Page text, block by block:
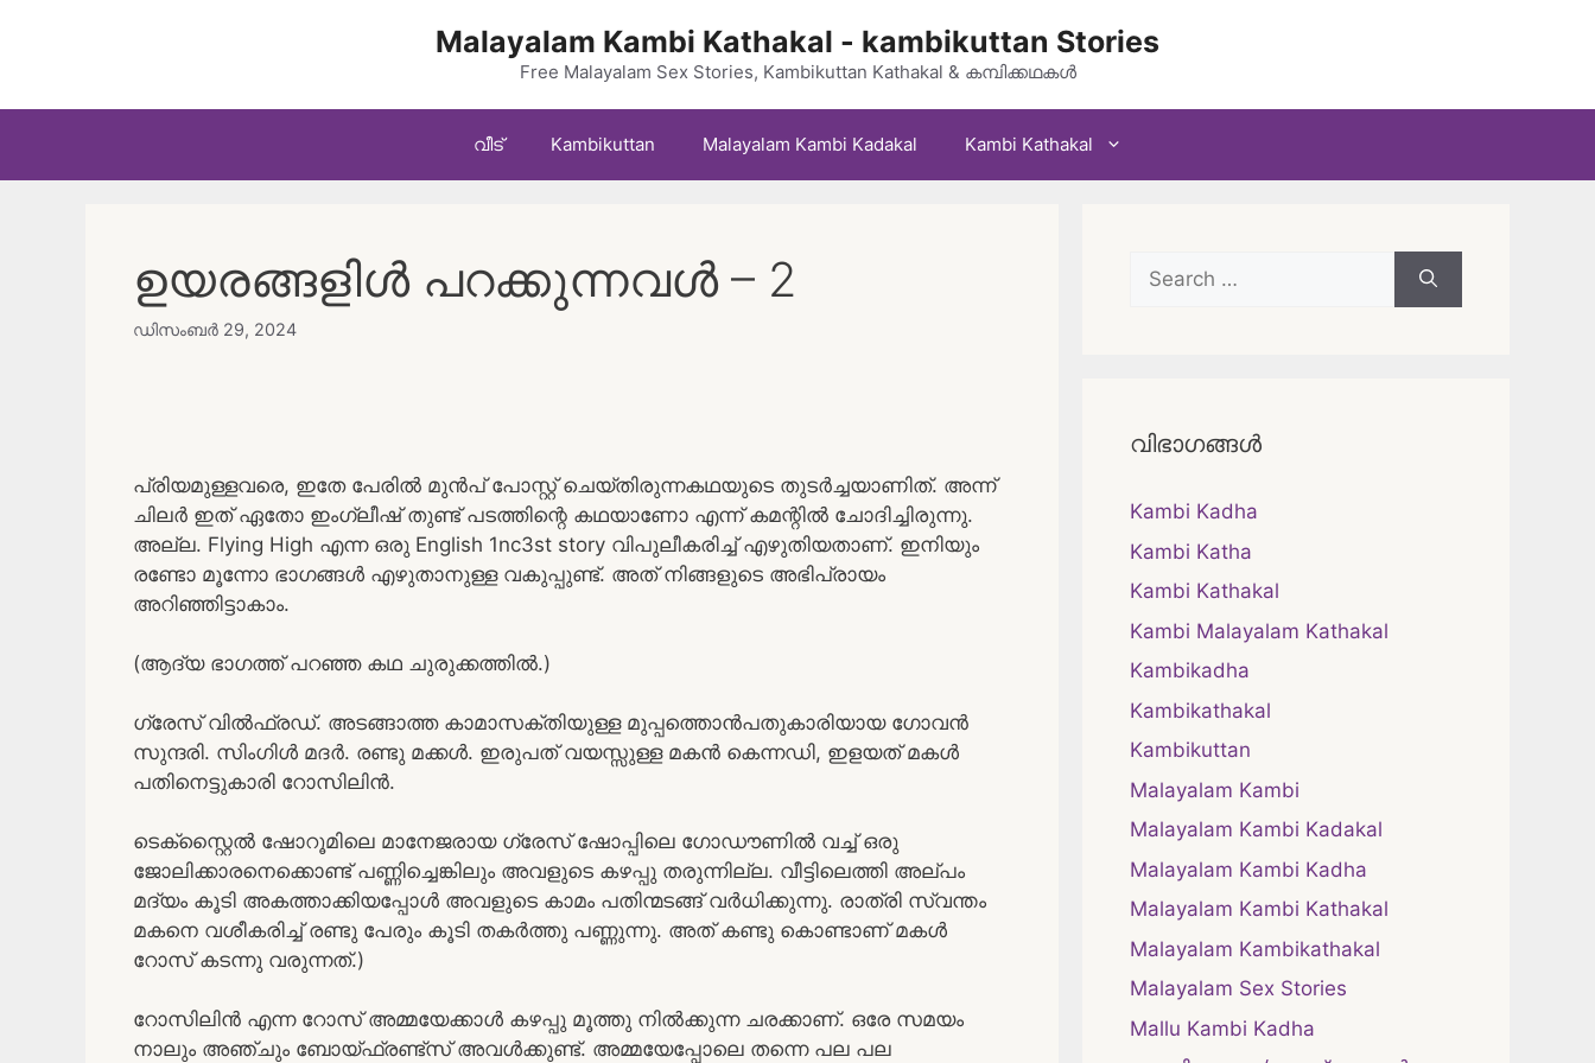
Malayalam Kambi Kathakal - kambikuttan Stories
Free Malayalam Sex Stories, Kambikuttan Kathakal & കമ്പിക്കഥകൾ
വീട് Kambikuttan Malayalam Kambi Kadakal Kambi Kathakal
ഉയരങ്ങളിൾ പറക്കുന്നവൾ – 2
ഡിസംബർ 29, 2024
പ്രിയമുള്ളവരെ, ഇതേ പേരിൽ മുൻപ് പോസ്റ്റ് ചെയ്തിരുന്നകഥയുടെ തുടർച്ചയാണിത്. അന്ന്
ചിലർ ഇത് ഏതോ ഇംഗ്ലീഷ് തുണ്ട് പടത്തിന്റെ കഥയാണോ എന്ന് കമന്റിൽ ചോദിച്ചിരുന്നു.
അല്ല. Flying High എന്ന ഒരു English 1nc3st story വിപുലീകരിച്ച് എഴുതിയതാണ്. ഇനിയും
രണ്ടോ മൂന്നോ ഭാഗങ്ങൾ എഴുതാനുള്ള വകുപ്പുണ്ട്. അത് നിങ്ങളുടെ അഭിപ്രായം
അറിഞ്ഞിട്ടാകാം.
(ആദ്യ ഭാഗത്ത് പറഞ്ഞ കഥ ചുരുക്കത്തിൽ.)
ഗ്രേസ് വിൽഫ്രഡ്. അടങ്ങാത്ത കാമാസക്തിയുള്ള മുപ്പത്തൊൻപതുകാരിയായ ഗോവൻ
സുന്ദരി. സിംഗിൾ മദർ. രണ്ടു മക്കൾ. ഇരുപത് വയസ്സുള്ള മകൻ കെന്നഡി, ഇളയത് മകൾ
പതിനെട്ടുകാരി റോസിലിൻ.
ടെക്സ്റ്റൈൽ ഷോറൂമിലെ മാനേജരായ ഗ്രേസ് ഷോപ്പിലെ ഗോഡൗണിൽ വച്ച് ഒരു
ജോലിക്കാരനെക്കൊണ്ട് പണ്ണിച്ചെങ്കിലും അവളുടെ കഴപ്പു തരുന്നില്ല. വീട്ടിലെത്തി അല്പം
മദ്യം കൂടി അകത്താക്കിയപ്പോൾ അവളുടെ കാമം പതിന്മടങ്ങ് വർധിക്കുന്നു. രാത്രി സ്വന്തം
മകനെ വശീകരിച്ച് രണ്ടു പേരും കൂടി തകർത്തു പണ്ണുന്നു. അത് കണ്ടു കൊണ്ടാണ് മകൾ
റോസ് കടന്നു വരുന്നത്.)
റോസിലിൻ എന്ന റോസ് അമ്മയേക്കാൾ കഴപ്പു മൂത്തു നിൽക്കുന്ന ചരക്കാണ്. ഒരേ സമയം
നാലും അഞ്ചും ബോയ്ഫ്രണ്ട്സ് അവൾക്കുണ്ട്. അമ്മയേപ്പോലെ തന്നെ പല പല
Search
for:
വിഭാഗങ്ങൾ
Kambi Kadha
Kambi Katha
Kambi Kathakal
Kambi Malayalam Kathakal
Kambikadha
Kambikathakal
Kambikuttan
Malayalam Kambi
Malayalam Kambi Kadakal
Malayalam Kambi Kadha
Malayalam Kambi Kathakal
Malayalam Kambikathakal
Malayalam Sex Stories
Mallu Kambi Kadha